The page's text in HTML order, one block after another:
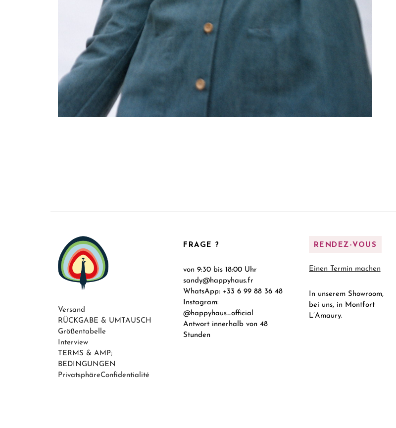
FRAGE ?
von 9:30 bis 18:00 Uhr
sandy@happyhaus.fr
WhatsApp: +33 6 99 88 36 48
Instagram:
@happyhaus_official
Antwort innerhalb von 48
Stunden
RENDEZ-VOUS
Einen Termin machen
In unserem Showroom,
bei uns, in Montfort
L’Amaury.
Versand
RÜCKGABE & UMTAUSCH
Größentabelle
Interview
TERMS & AMP;
BEDINGUNGEN
PrivatsphäreConfidentialité